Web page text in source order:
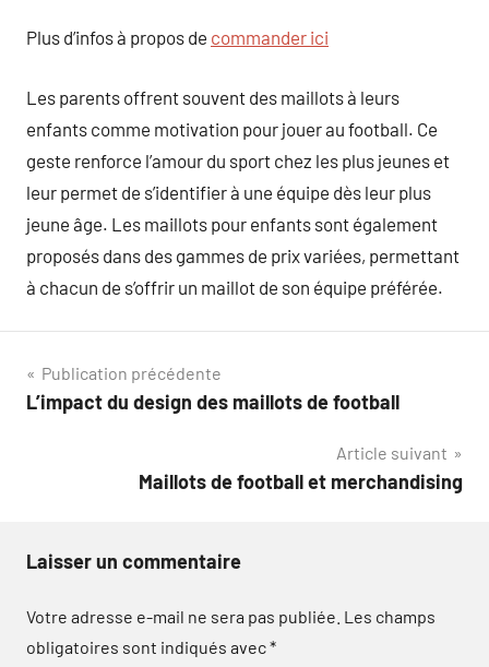
Plus d’infos à propos de commander ici
Les parents offrent souvent des maillots à leurs
enfants comme motivation pour jouer au football. Ce
geste renforce l’amour du sport chez les plus jeunes et
leur permet de s’identifier à une équipe dès leur plus
jeune âge. Les maillots pour enfants sont également
proposés dans des gammes de prix variées, permettant
à chacun de s’offrir un maillot de son équipe préférée.
Navigation
de
Publication précédente
L’impact du design des maillots de football
Article suivant
Maillots de football et merchandising
Laisser un commentaire
Votre adresse e-mail ne sera pas publiée. Les champs
obligatoires sont indiqués avec*